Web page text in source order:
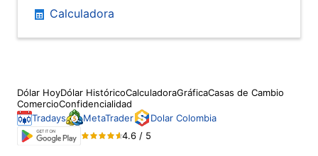
Calculadora
Dólar HoyDólar HistóricoCalculadoraGráficaCasas de Cambio
ComercioConfidencialidad
Tradays
MetaTrader
Dolar Colombia
4.6 / 5